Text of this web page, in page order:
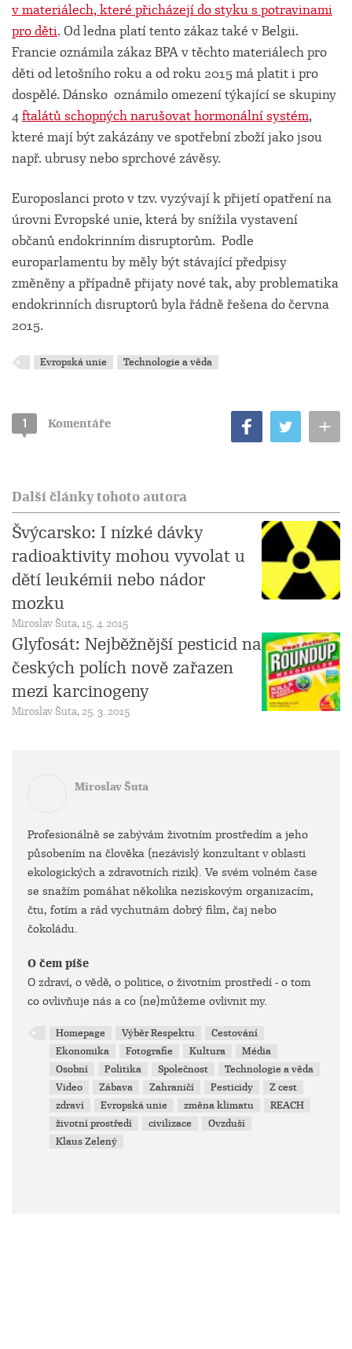
v materiálech, které přicházejí do styku s potravinami
pro děti. Od ledna platí tento zákaz také v Belgii.
Francie oznámila zákaz BPA v těchto materiálech pro
děti od letošního roku a od roku 2015 má platit i pro
dospělé. Dánsko oznámilo omezení týkající se skupiny
4ftalátů schopných narušovat hormonální systém,
které mají být zakázány ve spotřební zboží jako jsou
např. ubrusy nebo sprchové závěsy.
Europoslanci proto v tzv. vyzývají k přijetí opatření na
úrovni Evropské unie, která by snížila vystavení
občanů endokrinním disruptorům. Podle
europarlamentu by měly být stávající předpisy
změněny a případně přijaty nové tak, aby problematika
endokrinních disruptorů byla řádně řešena do června
2015.
Evropská unie Technologie a věda
1 Komentáře +
Další články tohoto autora
Švýcarsko: I nízké dávky
radioaktivity mohou vyvolat u
dětí leukémii nebo nádor
mozku
Miroslav Šuta, 15. 4. 2015
Glyfosát: Nejběžnější pesticid na
českých polích nově zařazen
mezi karcinogeny
Miroslav Šuta, 25. 3. 2015
Miroslav Šuta
Profesionálně se zabývám životním prostředím a jeho
působením na člověka (nezávislý konzultant v oblasti
ekologických a zdravotních rizik). Ve svém volném čase
se snažím pomáhat několika neziskovým organizacím,
čtu, fotím a rád vychutnám dobrý film, čaj nebo
čokoládu.
O čem píše
O zdraví, o vědě, o politice, o životním prostředí - o tom
co ovlivňuje nás a co (ne)můžeme ovlivnit my.
Homepage Výběr Respektu
Cestování
Ekonomika
Fotografie Kultura
Média
Osobní
Politika Společnost
Technologie a věda
Video
Zábava Zahraničí Pesticidy
Z cest
zdraví
Evropská unie změna klimatu
REACH
životní prostředí
civilizace
Ovzduší
Klaus Zelený